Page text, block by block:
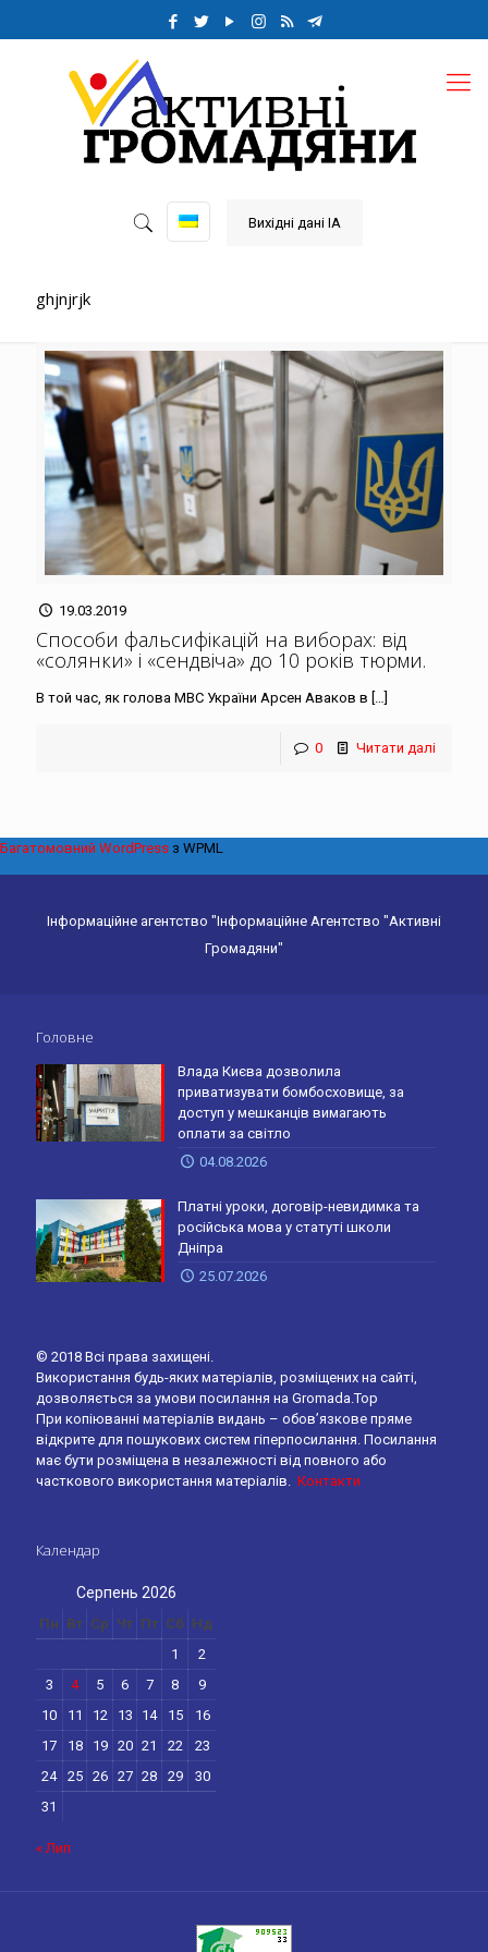
Вихідні дані ІА
ghjnjrjk
19.03.2019
Способи фальсифікацій на виборах: від
«солянки» і «сендвіча» до 10 років тюрми.
В той час, як голова МВС України Арсен Аваков в […]
0 Читати далі
Інформаційне агентство "Інформаційне Агентство "Активні
Громадяни"
Головне
Влада Києва дозволила
приватизувати бомбосховище, за
доступ у мешканців вимагають
оплати за світло
04.08.2026
Платні уроки, договір-невидимка та
російська мова у статуті школи
Дніпра
25.07.2026
© 2018 Всі права захищені.
Використання будь-яких матеріалів, розміщених на сайті,
дозволяється за умови посилання на Gromada.Top
При копіюванні матеріалів видань – обов’язкове пряме
відкрите для пошукових систем гіперпосилання. Посилання
має бути розміщена в незалежності від повного або
часткового використання матеріалів. Контакти
Календар
Серпень 2026
Пн Вт Ср Чт Пт Сб Нд
1
2
3
4 5 6 7 8
9
10
11 12 13 14 15
16
17
18 19 20 21 22
23
24
25 26 27 28 29
30
31
« Лип
Багатомовний WordPress з WPML